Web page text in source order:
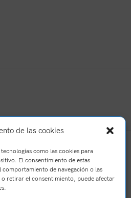
de las cookies
como las cookies para
El consentimiento de estas
de navegación o las
retirar el consentimiento, puede afectar